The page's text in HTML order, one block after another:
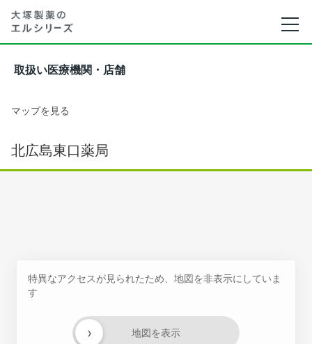
取扱い医療機関・店舗
マップを見る
北広島東口薬局
特異なアクセスが見られたため、地図を非表示にしていま
す
地図を表示
›